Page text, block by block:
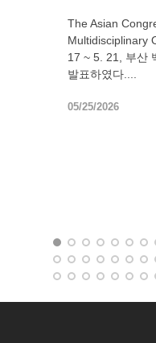
The Asian
Multidisciplinary
17 ~ 5. 21, 부산
발표하였다....
05/25/2026